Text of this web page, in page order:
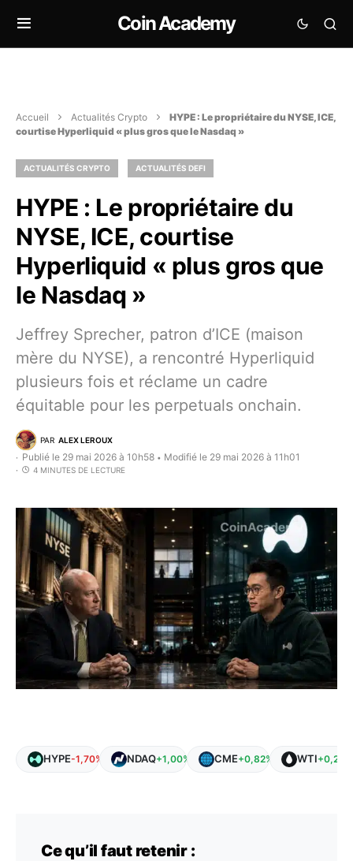
Coin Academy
Accueil Actualités Crypto
HYPE : Le propriétaire du NYSE, ICE,
courtise Hyperliquid « plus gros que le Nasdaq »
ACTUALITÉS CRYPTO ACTUALITÉS DEFI
HYPE : Le propriétaire du
NYSE, ICE, courtise
Hyperliquid « plus gros que
le Nasdaq »
Jeffrey Sprecher, patron d’ICE (maison
mère du NYSE), a rencontré Hyperliquid
plusieurs fois et réclame un cadre
équitable pour les perpetuals onchain.
PAR ALEX LEROUX
Publié le 29 mai 2026 à 10h58 • Modifié le 29 mai 2026 à 11h01
4 MINUTES DE LECTURE
HYPE-1,70% NDAQ+1,00% CME+0,82% WTI+0,26%
Ce qu’il faut retenir :